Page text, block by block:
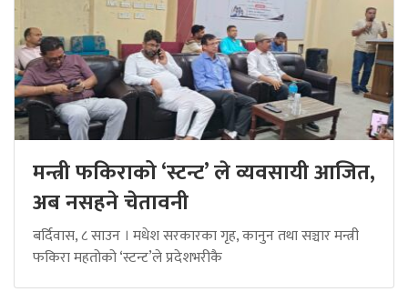
मन्त्री फकिराको ‘स्टन्ट’ ले व्यवसायी आजित,
अब नसहने चेतावनी
बर्दिवास, ८ साउन । मधेश सरकारका गृह, कानुन तथा सञ्चार मन्त्री
फकिरा महतोको ‘स्टन्ट’ले प्रदेशभरीकै